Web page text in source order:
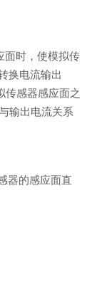
时，使模拟传
换电流输出
传感器感应面之
输出电流关系
的感应面直